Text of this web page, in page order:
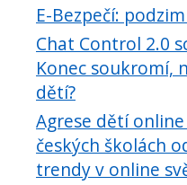
E-Bezpečí:
Chat Control 2.0
Konec soukromí,
dětí?
Agrese dětí
českých školách
trendy v online